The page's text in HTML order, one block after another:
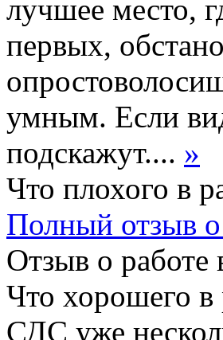
лучшее место,
первых,
умным. Если
подскажут.... »
Что плохого в
Полный отзыв
Отзыв о работе
Что хорошего в
СДС уже